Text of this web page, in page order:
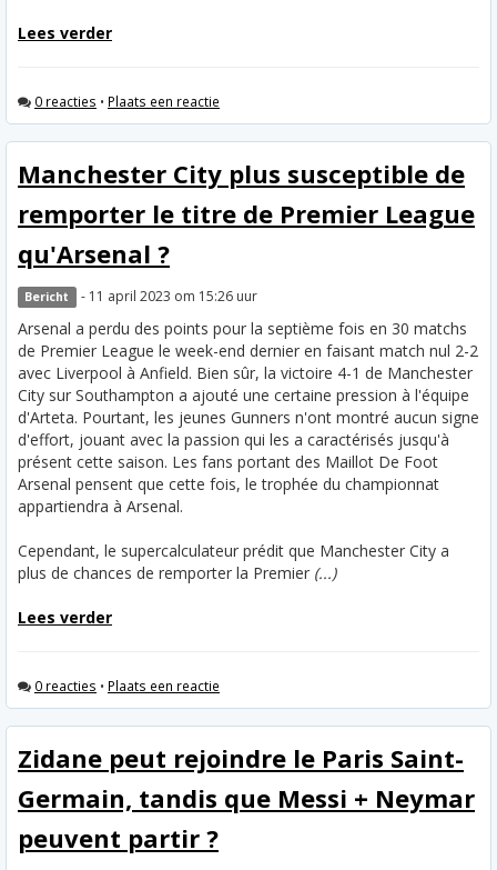
Lees verder
0 reacties • Plaats een reactie
Manchester City plus susceptible de
remporter le titre de Premier League
qu'Arsenal ?
Bericht - 11 april 2023 om 15:26 uur
Arsenal a perdu des points pour la septième fois en 30 matchs
de Premier League le week-end dernier en faisant match nul 2-2
avec Liverpool à Anfield. Bien sûr, la victoire 4-1 de Manchester
City sur Southampton a ajouté une certaine pression à l'équipe
d'Arteta. Pourtant, les jeunes Gunners n'ont montré aucun signe
d'effort, jouant avec la passion qui les a caractérisés jusqu'à
présent cette saison. Les fans portant des Maillot De Foot
Arsenal pensent que cette fois, le trophée du championnat
appartiendra à Arsenal.
Cependant, le supercalculateur prédit que Manchester City a
plus de chances de remporter la Premier (...)
Lees verder
0 reacties • Plaats een reactie
Zidane peut rejoindre le Paris Saint-
Germain, tandis que Messi + Neymar
peuvent partir ?